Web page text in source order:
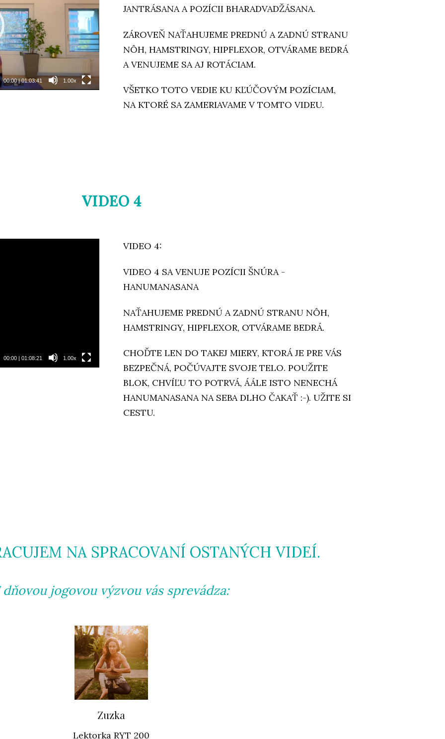
00:00|01:03:41 1.00x
JANTRÁSANA A POZÍCII BHARADVADŽÁSANA.
ZÁROVEŇ NAŤAHUJEME PREDNÚ A ZADNÚ STRANU
NÔH, HAMSTRINGY, HIPFLEXOR, OTVÁRAME BEDRÁ
A VENUJEME SA AJ ROTÁCIAM.
VŠETKO TOTO VEDIE KU KĽÚČOVÝM POZÍCIAM,
NA KTORÉ SA ZAMERIAVAME V TOMTO VIDEU.
VIDEO 4
00:00| 01:08:21 1.00x
VIDEO 4:
VIDEO 4 SA VENUJE POZÍCII ŠNÚRA -
HANUMANASANA
NAŤAHUJEME PREDNÚ A ZADNÚ STRANU NÔH,
HAMSTRINGY, HIPFLEXOR, OTVÁRAME BEDRÁ.
CHOĎTE LEN DO TAKEJ MIERY, KTORÁ JE PRE VÁS
BEZPEČNÁ, POČÚVAJTE SVOJE TELO. POUŽITE
BLOK, CHVÍĽU TO POTRVÁ, ÁÁLE ISTO NENECHÁ
HANUMANASANA NA SEBA DLHO ČAKAŤ :-). UŽITE SI
CESTU.
NA SPRACOVANÍ OSTANÝCH VIDEÍ.
dňovou jogovou výzvou vás sprevádza:
Zuzka
Lektorka RYT 200